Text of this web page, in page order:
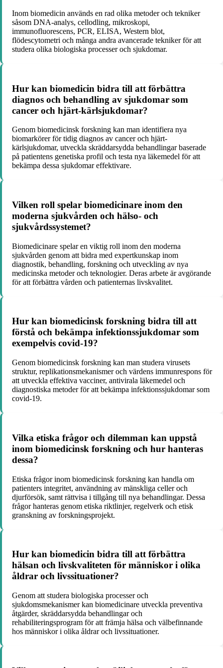
Inom biomedicin används en rad olika metoder och tekniker
såsom DNA-analys, cellodling, mikroskopi,
immunofluorescens, PCR, ELISA, Western blot,
flödescytometri och många andra avancerade tekniker för att
studera olika biologiska processer och sjukdomar.
Hur kan biomedicin bidra till att förbättra
diagnos och behandling av sjukdomar som
cancer och hjärt-kärlsjukdomar?
Genom biomedicinsk forskning kan man identifiera nya
biomarkörer för tidig diagnos av cancer och hjärt-
kärlsjukdomar, utveckla skräddarsydda behandlingar baserade
på patientens genetiska profil och testa nya läkemedel för att
bekämpa dessa sjukdomar effektivare.
Vilken roll spelar biomedicinare inom den
moderna sjukvården och hälso- och
sjukvårdssystemet?
Biomedicinare spelar en viktig roll inom den moderna
sjukvården genom att bidra med expertkunskap inom
diagnostik, behandling, forskning och utveckling av nya
medicinska metoder och teknologier. Deras arbete är avgörande
för att förbättra vården och patienternas livskvalitet.
Hur kan biomedicinsk forskning bidra till att
förstå och bekämpa infektionssjukdomar som
exempelvis covid-19?
Genom biomedicinsk forskning kan man studera virusets
struktur, replikationsmekanismer och värdens immunrespons för
att utveckla effektiva vacciner, antivirala läkemedel och
diagnostiska metoder för att bekämpa infektionssjukdomar som
covid-19.
Vilka etiska frågor och dilemman kan uppstå
inom biomedicinsk forskning och hur hanteras
dessa?
Etiska frågor inom biomedicinsk forskning kan handla om
patienters integritet, användning av mänskliga celler och
djurförsök, samt rättvisa i tillgång till nya behandlingar. Dessa
frågor hanteras genom etiska riktlinjer, regelverk och etisk
granskning av forskningsprojekt.
Hur kan biomedicin bidra till att förbättra
hälsan och livskvaliteten för människor i olika
åldrar och livssituationer?
Genom att studera biologiska processer och
sjukdomsmekanismer kan biomedicinare utveckla preventiva
åtgärder, skräddarsydda behandlingar och
rehabiliteringsprogram för att främja hälsa och välbefinnande
hos människor i olika åldrar och livssituationer.